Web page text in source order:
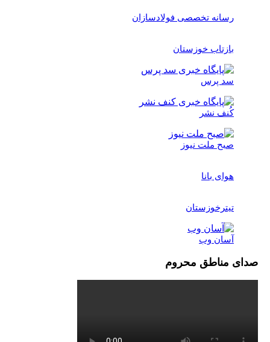
تخصصی فولادسازان
خوزستان
ملت نیوز
محروم